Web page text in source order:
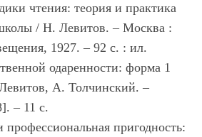
чтения: теория и практика
/ Н. Левитов. – Москва :
1927. – 92 с. : ил.
одаренности: форма 1
А. Толчинский. –
– 11 с.
профессиональная пригодность: